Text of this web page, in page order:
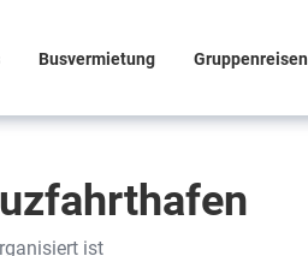
Busvermietung Gruppenreisen
ist